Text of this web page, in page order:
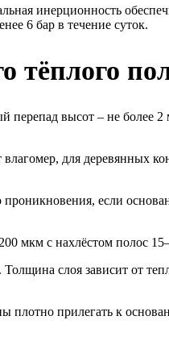
инерционность
6 бар в течение суток.
тёплого
высот – не более
для деревянных
если
мкм с нахлёстом полос
слоя зависит от
прилегать к